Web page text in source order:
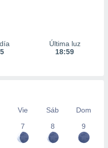
Última luz
18:59
Vie Sáb
Dom
7 8 9